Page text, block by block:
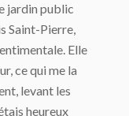
jardin public
Saint-Pierre,
Elle
ce qui me la
levant les
heureux